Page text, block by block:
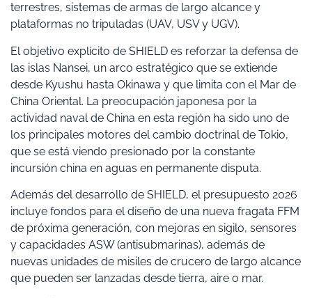
terrestres, sistemas de armas de largo alcance y
plataformas no tripuladas (UAV, USV y UGV).
El objetivo explícito de SHIELD es reforzar la defensa de
las islas Nansei, un arco estratégico que se extiende
desde Kyushu hasta Okinawa y que limita con el Mar de
China Oriental. La preocupación japonesa por la
actividad naval de China en esta región ha sido uno de
los principales motores del cambio doctrinal de Tokio,
que se está viendo presionado por la constante
incursión china en aguas en permanente disputa.
Además del desarrollo de SHIELD, el presupuesto 2026
incluye fondos para el diseño de una nueva fragata FFM
de próxima generación, con mejoras en sigilo, sensores
y capacidades ASW (antisubmarinas), además de
nuevas unidades de misiles de crucero de largo alcance
que pueden ser lanzadas desde tierra, aire o mar.